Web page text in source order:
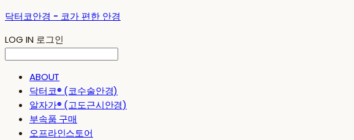
닥터코안경 - 코가 편한 안경
LOG IN 로그인
ABOUT
닥터코® (코수술안경)
알자가® (고도근시안경)
부속품 구매
오프라인스토어